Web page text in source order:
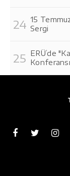
15
Sergi
ERÜ’de